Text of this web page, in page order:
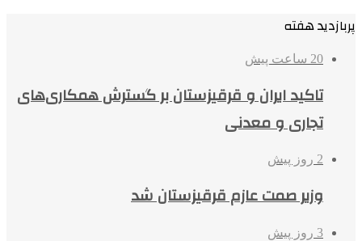
پربازدید هفته
20 ساعت پیش
تاکید ایران و قرقیزستان بر گسترش همکاری‌های
تجاری و معدنی
2 روز پیش
وزیر صمت عازم قرقیزستان شد
3 روز پیش